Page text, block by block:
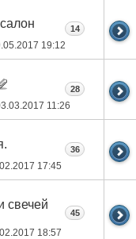
19:12
14
11:26
28
17:45
36
свечей
18:57
45